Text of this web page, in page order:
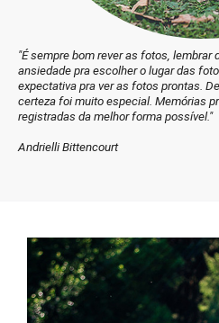
"É sempre bom rever as fotos, lembrar
ansiedade pra escolher o lugar das
expectativa pra ver as fotos prontas.
certeza foi muito especial. Memórias
registradas da melhor forma possível."
Andrielli Bittencourt